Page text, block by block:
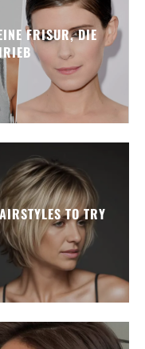
FRISUR, DIE
TO TRY